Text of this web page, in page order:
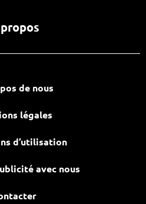
de nous
légales
d’utilisation
avec nous